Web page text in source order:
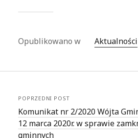
Opublikowano w Aktualności
POPRZEDNI POST
Komunikat nr 2/2020 Wójta
12 marca 2020r. w sprawie
gminnych